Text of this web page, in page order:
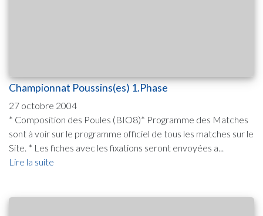
Championnat Poussins(es) 1.Phase
27 octobre 2004
* Composition des Poules (BIO8)* Programme des Matches
sont à voir sur le programme officiel de tous les matches sur le
Site. * Les fiches avec les fixations seront envoyées a...
Lire la suite